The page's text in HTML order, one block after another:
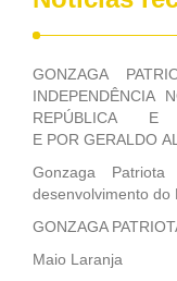
GONZAGA
INDEPENDÊNCIA
REPÚBLICA
E POR GERALDO
Gonzaga
desenvolvimento do
GONZAGA
Maio Laranja